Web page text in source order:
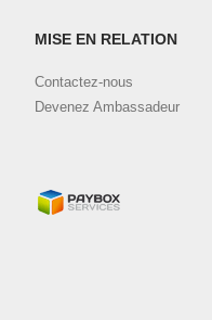
MISE EN RELATION
Contactez-nous
Devenez Ambassadeur